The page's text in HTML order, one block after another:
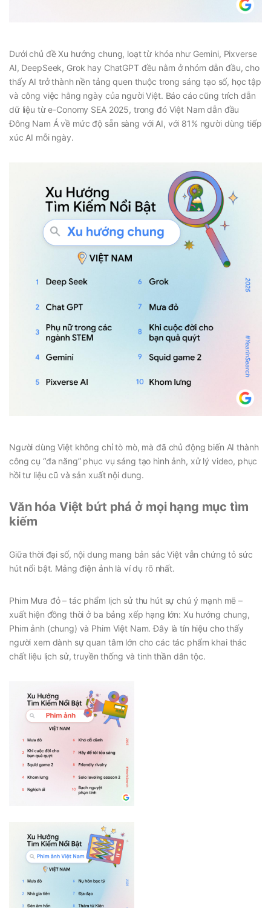
Dưới chủ đề Xu hướng chung, loạt từ khóa như Gemini, Pixverse
AI, DeepSeek, Grok hay ChatGPT đều nằm ở nhóm dẫn đầu, cho
thấy AI trở thành nền tảng quen thuộc trong sáng tạo số, học tập
và công việc hằng ngày của người Việt. Báo cáo cũng trích dẫn
dữ liệu từ e-Conomy SEA 2025, trong đó Việt Nam dẫn đầu
Đông Nam Á về mức độ sẵn sàng với AI, với 81% người dùng tiếp
xúc AI mỗi ngày.
Người dùng Việt không chỉ tò mò, mà đã chủ động biến AI thành
công cụ “đa năng” phục vụ sáng tạo hình ảnh, xử lý video, phục
hồi tư liệu cũ và sản xuất nội dung.
Văn hóa Việt bứt phá ở mọi hạng mục tìm
kiếm
Giữa thời đại số, nội dung mang bản sắc Việt vẫn chứng tỏ sức
hút nổi bật. Mảng điện ảnh là ví dụ rõ nhất.
Phim Mưa đỏ – tác phẩm lịch sử thu hút sự chú ý mạnh mẽ –
xuất hiện đồng thời ở ba bảng xếp hạng lớn: Xu hướng chung,
Phim ảnh (chung) và Phim Việt Nam. Đây là tín hiệu cho thấy
người xem dành sự quan tâm lớn cho các tác phẩm khai thác
chất liệu lịch sử, truyền thống và tinh thần dân tộc.